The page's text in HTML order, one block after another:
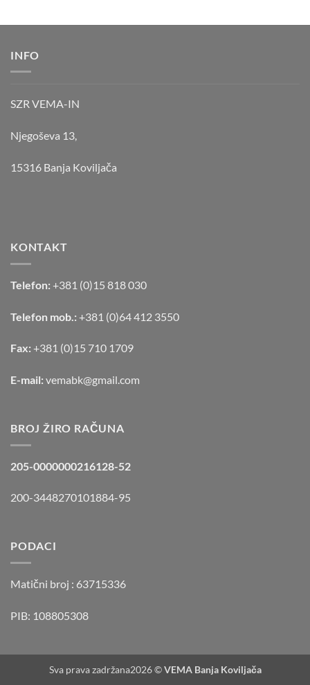
INFO
SZR VEMA-IN
Njegoševa 13,
15316 Banja Koviljača
KONTAKT
Telefon: +381 (0)15 818 030
Telefon mob.: +381 (0)64 412 3550
Fax: +381 (0)15 710 1709
E-mail: vemabk@gmail.com
BROJ ŽIRO RAČUNA
205-0000000216128-52
200-3448270101884-95
PODACI
Matični broj : 63715336
PIB: 108805308
Sva prava zadržana2026 ©VEMA Banja Koviljača